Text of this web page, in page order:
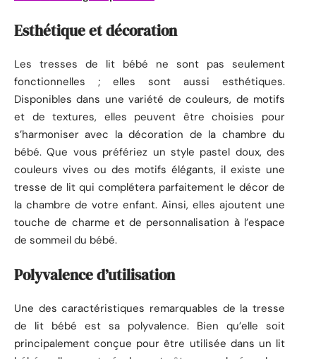
Esthétique et décoration
Les tresses de lit bébé ne sont pas seulement
fonctionnelles ; elles sont aussi esthétiques.
Disponibles dans une variété de couleurs, de motifs
et de textures, elles peuvent être choisies pour
s’harmoniser avec la décoration de la chambre du
bébé. Que vous préfériez un style pastel doux, des
couleurs vives ou des motifs élégants, il existe une
tresse de lit qui complétera parfaitement le décor de
la chambre de votre enfant. Ainsi, elles ajoutent une
touche de charme et de personnalisation à l’espace
de sommeil du bébé.
Polyvalence d’utilisation
Une des caractéristiques remarquables de la tresse
de lit bébé est sa polyvalence. Bien qu’elle soit
principalement conçue pour être utilisée dans un lit